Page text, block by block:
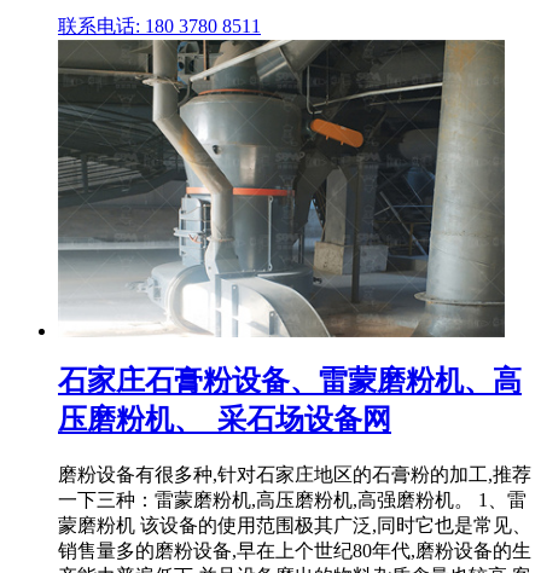
联系电话: 180 3780 8511
石家庄石膏粉设备、雷蒙磨粉机、高
压磨粉机、_采石场设备网
磨粉设备有很多种,针对石家庄地区的石膏粉的加工,推荐
一下三种：雷蒙磨粉机,高压磨粉机,高强磨粉机。 1、雷
蒙磨粉机 该设备的使用范围极其广泛,同时它也是常见、
销售量多的磨粉设备,早在上个世纪80年代,磨粉设备的生